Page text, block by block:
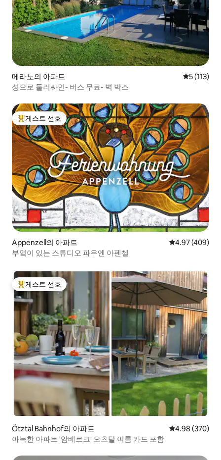
메라노의 아파트 평점 5점(5
5 (113)
성으로 둘러싸인- 버스 무료- 벽 박스
상위 게스트 선호
게스트 선호
Appenzell의 아파트 평점 4.97점(5
4.97 (409)
부엌이 있는 스튜디오 파우엔 아펜첼
상위 게스트 선호
게스트 선호
Ötztal Bahnhof의 아파트 평점 4.98점(5
4.98 (370)
아늑한 아파트 '암베르크' 오츠탈 여름 카드 포함